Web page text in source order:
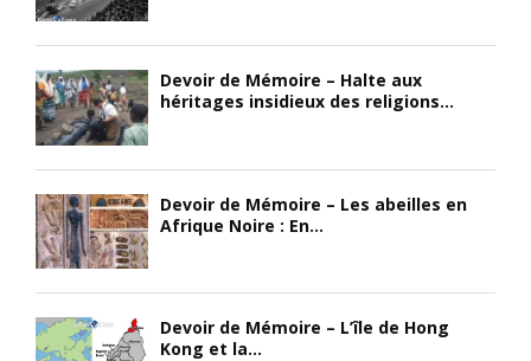
Devoir de Mémoire – Halte aux
héritages insidieux des religions...
Devoir de Mémoire – Les abeilles en
Afrique Noire : En...
Devoir de Mémoire – L’île de Hong
Kong et la...